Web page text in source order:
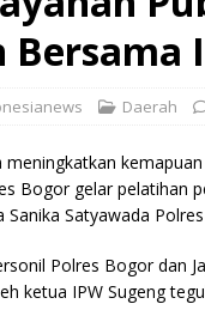
Daerah
meningkatkan
Bogor gelar pelatihan
Satyawada
Polres Bogor dan
ketua IPW Sugeng